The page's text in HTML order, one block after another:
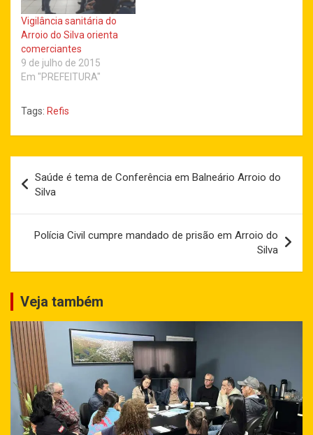
Vigilância sanitária do
Arroio do Silva orienta
comerciantes
9 de julho de 2015
Em "PREFEITURA"
Tags: Refis
de
Post
Saúde é tema de Conferência em Balneário Arroio do
Silva
Polícia Civil cumpre mandado de prisão em Arroio do
Silva
Veja também